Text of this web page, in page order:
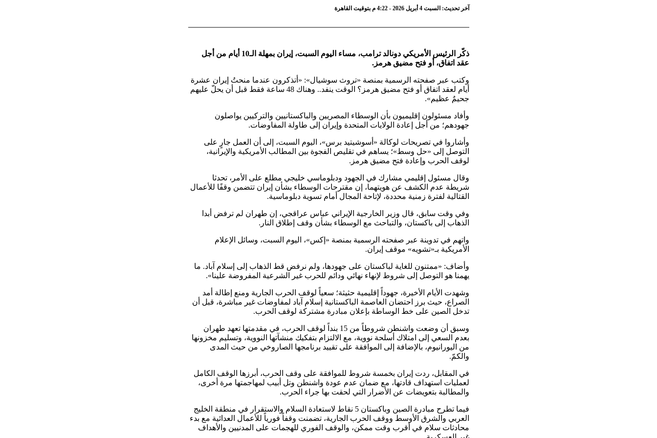
آخر تحديث: السبت 4 أبريل 2026 - 4:22 م بتوقيت القاهرة
ذكّر الرئيس الأمريكي دونالد ترامب، مساء اليوم السبت، إيران بمهلة الـ10 أيام من أجل
عقد اتفاق، أو فتح مضيق هرمز.
وكتب عبر صفحته الرسمية بمنصة «تروث سوشيال»: «أتذكرون عندما منحتُ إيران عشرة
أيام لعقد اتفاق أو فتح مضيق هرمز؟ الوقت ينفد.. وهناك 48 ساعة فقط قبل أن يحلّ عليهم
جحيمٌ عظيم».
وأفاد مسئولون إقليميون بأن الوسطاء المصريين والباكستانيين والتركيين يواصلون
جهودهم؛ من أجل إعادة الولايات المتحدة وإيران إلى طاولة المفاوضات.
وأشاروا في تصريحات لوكالة «أسوشيتيد برس»، اليوم السبت، إلى أن العمل جارٍ على
التوصل إلى «حل وسط»؛ يساهم في تقليص الفجوة بين المطالب الأمريكية والإيرانية،
لوقف الحرب وإعادة فتح مضيق هرمز.
وقال مسئول إقليمي مشارك في الجهود ودبلوماسي خليجي مطلع على الأمر، تحدثا
شريطة عدم الكشف عن هويتهما، إن مقترحات الوسطاء بشأن إيران تتضمن وقفًا للأعمال
القتالية لفترة زمنية محددة، لإتاحة المجال أمام تسوية دبلوماسية.
وفي وقت سابق، قال وزير الخارجية الإيراني عباس عراقجي، إن طهران لم ترفض أبدا
الذهاب إلى باكستان، والتباحث مع الوسطاء بشأن وقف إطلاق النار.
واتهم في تدوينة عبر صفحته الرسمية بمنصة «إكس»، اليوم السبت، وسائل الإعلام
الأمريكية بـ«تشويه» موقف إيران.
وأضاف: «ممتنون للغاية لباكستان على جهودها، ولم نرفض قط الذهاب إلى إسلام آباد. ما
يهمنا هو التوصل إلى شروط لإنهاء نهائي ودائم للحرب غير الشرعية المفروضة علينا».
وشهدت الأيام الأخيرة، جهوداً إقليمية حثيثة؛ سعياً لوقف الحرب الجارية ومنع إطالة أمد
الصراع، حيث برز احتضان العاصمة الباكستانية إسلام آباد لمفاوضات غير مباشرة، قبل أن
تدخل الصين على خط الوساطة بإعلان مبادرة مشتركة لوقف الحرب.
وسبق أن وضعت واشنطن شروطاً من 15 بنداً لوقف الحرب، في مقدمتها تعهد طهران
بعدم السعي إلى امتلاك أسلحة نووية، مع الالتزام بتفكيك منشآتها النووية، وتسليم مخزونها
من اليورانيوم، بالإضافة إلى الموافقة على تقييد برنامجها الصاروخي من حيث المدى
والكمّ.
في المقابل، ردت إيران بخمسة شروط للموافقة على وقف الحرب، أبرزها الوقف الكامل
لعمليات استهداف قادتها، مع ضمان عدم عودة واشنطن وتل أبيب لمهاجمتها مرة أخرى،
والمطالبة بتعويضات عن الأضرار التي لحقت بها جراء الحرب.
فيما تطرح مبادرة الصين وباكستان 5 نقاط لاستعادة السلام والاستقرار في منطقة الخليج
العربي والشرق الأوسط ووقف الحرب الجارية، تضمنت وقفاً فورياً للأعمال العدائية مع بدء
محادثات سلام في أقرب وقت ممكن، والوقف الفوري للهجمات على المدنيين والأهداف